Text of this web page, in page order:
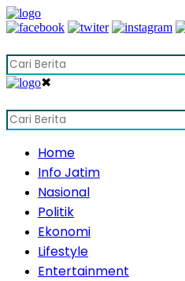
✖
Home
Info Jatim
Nasional
Politik
Ekonomi
Lifestyle
Entertainment